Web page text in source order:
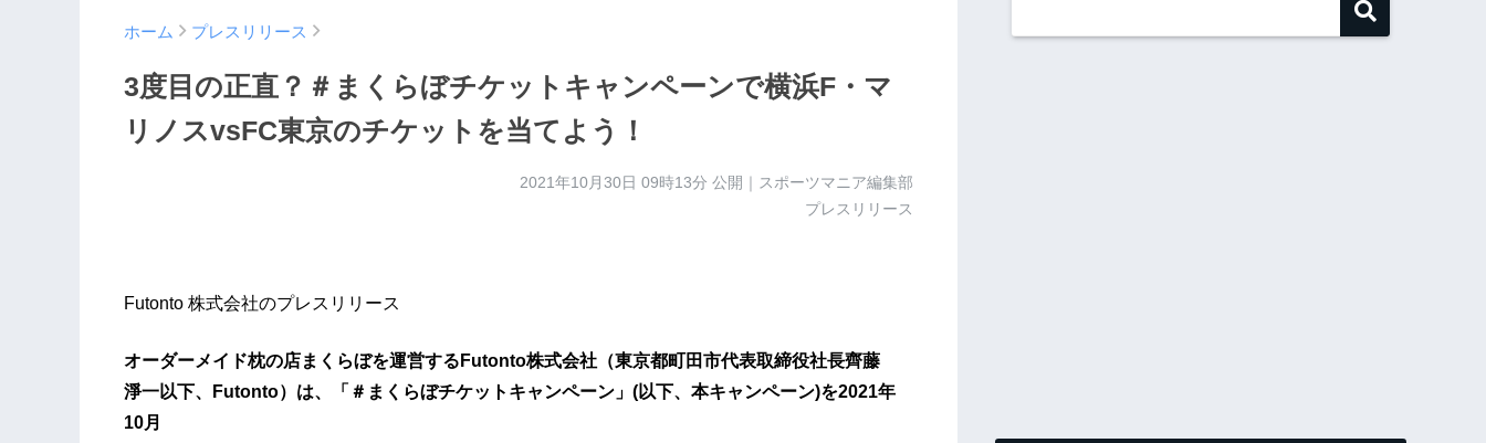
ホーム プレスリリース
3度目の正直？＃まくらぼチケットキャンペーンで横浜F・マ
リノスvsFC東京のチケットを当てよう！
2021年10月30日 09時13分 公開｜スポーツマニア編集部
プレスリリース
Futonto 株式会社のプレスリリース
オーダーメイド枕の店まくらぼを運営するFutonto株式会社（東京都町田市代表取締役社長齊藤
淨一以下、Futonto）は、「＃まくらぼチケットキャンペーン」(以下、本キャンペーン)を2021年
10月